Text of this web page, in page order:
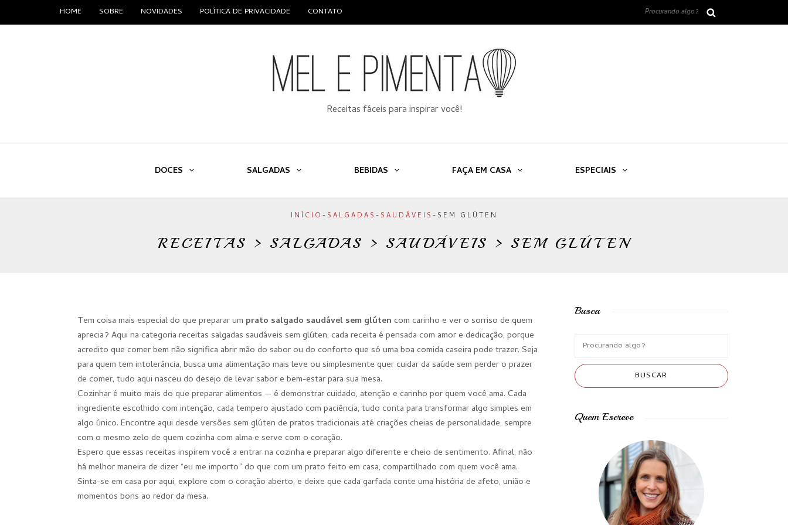
HOME SOBRE NOVIDADES POLÍTICA DE PRIVACIDADE CONTATO
Receitas fáceis para inspirar você!
DOCES SALGADAS BEBIDAS FAÇA EM CASA ESPECIAIS
INÍCIO - SALGADAS - SAUDÁVEIS - SEM GLÚTEN
RECEITAS > SALGADAS > SAUDÁVEIS > SEM GLÚTEN
Tem coisa mais especial do que preparar um prato salgado saudável sem glúten com carinho e ver o sorriso de quem
aprecia? Aqui na categoria receitas salgadas saudáveis sem glúten, cada receita é pensada com amor e dedicação, porque
acredito que comer bem não significa abrir mão do sabor ou do conforto que só uma boa comida caseira pode trazer. Seja
para quem tem intolerância, busca uma alimentação mais leve ou simplesmente quer cuidar da saúde sem perder o prazer
de comer, tudo aqui nasceu do desejo de levar sabor e bem-estar para sua mesa.
Cozinhar é muito mais do que preparar alimentos — é demonstrar cuidado, atenção e carinho por quem você ama. Cada
ingrediente escolhido com intenção, cada tempero ajustado com paciência, tudo conta para transformar algo simples em
algo único. Encontre aqui desde versões sem glúten de pratos tradicionais até criações cheias de personalidade, sempre
com o mesmo zelo de quem cozinha com alma e serve com o coração.
Espero que essas receitas inspirem você a entrar na cozinha e preparar algo diferente e cheio de sentimento. Afinal, não
há melhor maneira de dizer “eu me importo” do que com um prato feito em casa, compartilhado com quem você ama.
Sinta-se em casa por aqui, explore com o coração aberto, e deixe que cada garfada conte uma história de afeto, união e
momentos bons ao redor da mesa.
Busca
Quem Escreve